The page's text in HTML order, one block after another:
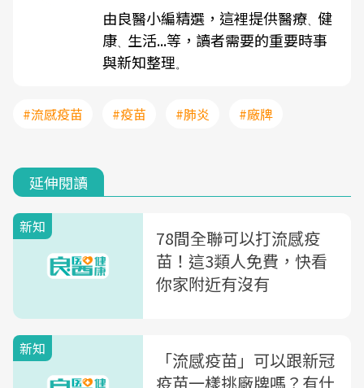
由良醫小編精選，這裡提供醫療、 健
康、 生活...等，讀者需要的重要時事
與新知整理。
#流感疫苗 #疫苗 #肺炎 #廠牌
延伸閱讀
新知
78間全聯可以打流感疫
苗！這3類人免費，快看
你家附近有沒有
新知
「流感疫苗」可以跟新冠
疫苗一樣挑廠牌嗎？有什